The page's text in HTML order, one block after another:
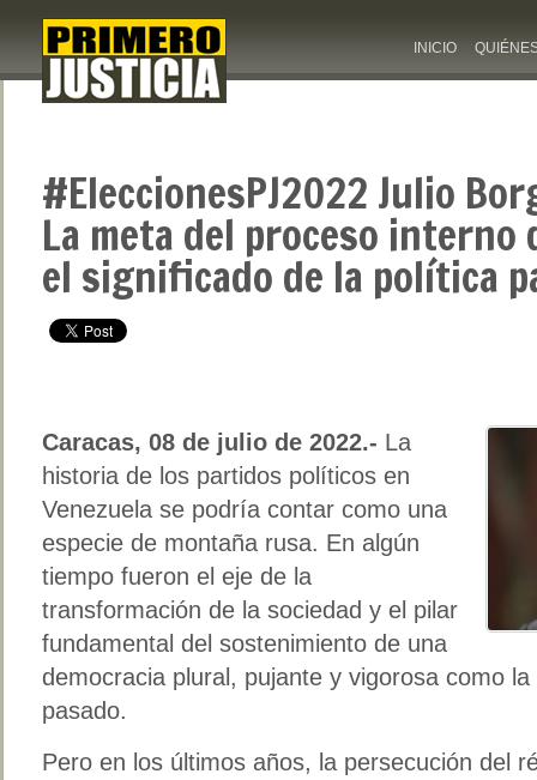
INICIO
#EleccionesPJ2022 Julio
La meta del proceso interno
el significado de la política
Caracas, 08 de julio de 2022.- La
historia de los partidos políticos en
Venezuela se podría contar como una
especie de montaña rusa. En algún
tiempo fueron el eje de la
transformación de la sociedad y el pilar
fundamental del sostenimiento de una
democracia plural, pujante y vigorosa como
pasado.
Pero en los últimos años, la persecución del